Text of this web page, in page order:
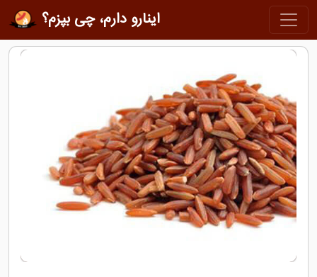
اینارو دارم، چی بپزم؟